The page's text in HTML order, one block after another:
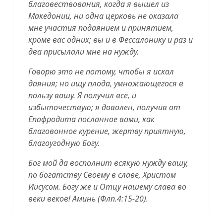
благовествования, когда я вышел из
Македонии, ни одна церковь не оказала
мне участия подаянием и принятием,
кроме вас одних; вы и в Фессалонику и раз и
два присылали мне на нужду.
Говорю это не потому, чтобы я искал
даяния; но ищу плода, умножающегося в
пользу вашу. Я получил все, и
избыточествую; я доволен, получив от
Епафродита посланное вами, как
благовонное курение, жертву приятную,
благоугодную Богу.
Бог мой да восполнит всякую нужду вашу,
по богатству Своему в славе, Христом
Иисусом. Богу же и Отцу нашему слава во
веки веков! Аминь (Флп.4:15-20).